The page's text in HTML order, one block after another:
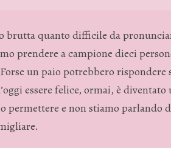
brutta quanto difficile da
prendere a campione dieci
un paio potrebbero rispondere
essere felice, ormai, è diventato
permettere e non stiamo parlando